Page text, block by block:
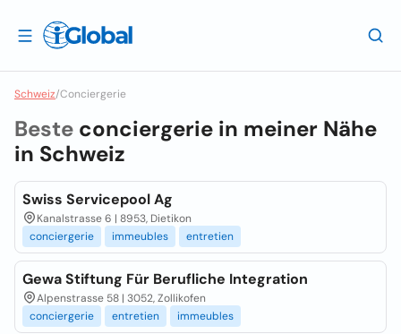
Schweiz/Conciergerie
Beste conciergerie in meiner Nähe
in Schweiz
Swiss Servicepool Ag
Kanalstrasse 6 | 8953, Dietikon
conciergerie
immeubles entretien
Gewa Stiftung Für Berufliche Integration
Alpenstrasse 58 | 3052, Zollikofen
conciergerie
entretien immeubles